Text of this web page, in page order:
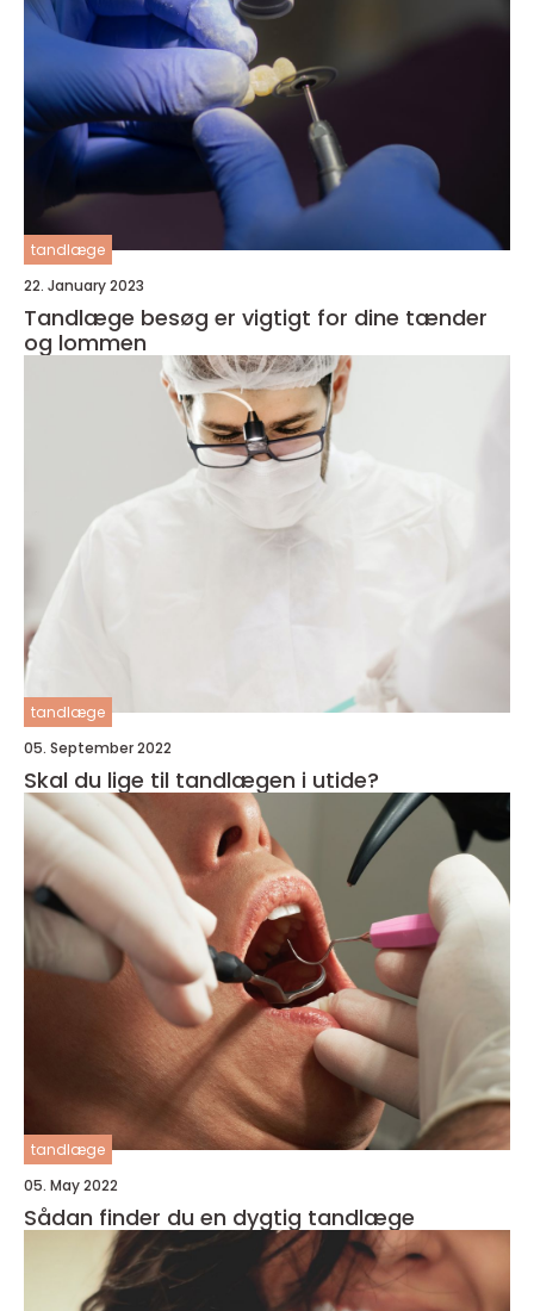
tandlæge
22. January 2023
Tandlæge besøg er vigtigt for dine tænder
og lommen
tandlæge
05. September 2022
Skal du lige til tandlægen i utide?
tandlæge
05. May 2022
Sådan finder du en dygtig tandlæge